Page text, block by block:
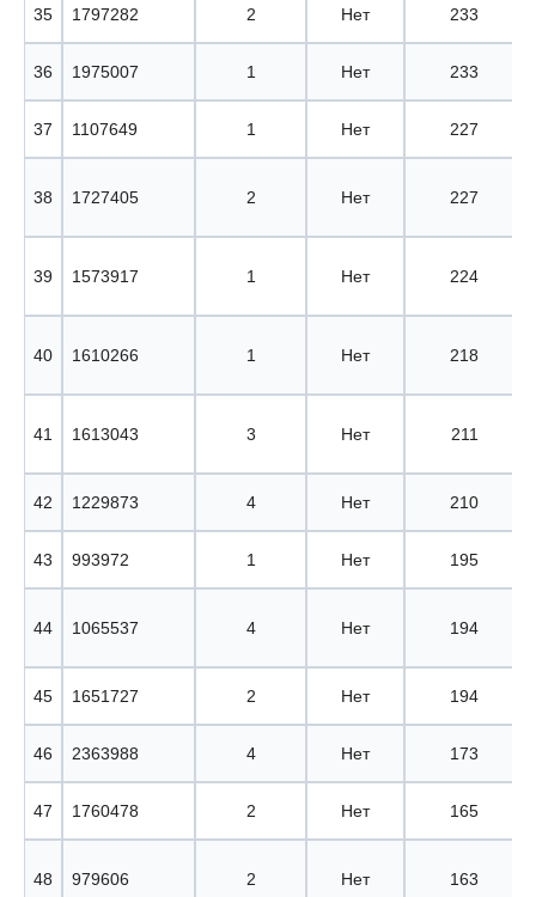
35 1797282 2 Нет 233
36 1975007 1 Нет 233
37 1107649 1 Нет 227
38 1727405 2 Нет 227
39 1573917 1 Нет 224
40 1610266 1 Нет 218
41 1613043 3 Нет 211
42 1229873 4 Нет 210
43 993972 1 Нет 195
44 1065537 4 Нет 194
45 1651727 2 Нет 194
46 2363988 4 Нет 173
47 1760478 2 Нет 165
48 979606 2 Нет 163